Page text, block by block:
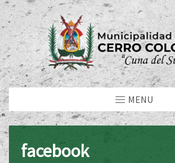
MENU
facebook